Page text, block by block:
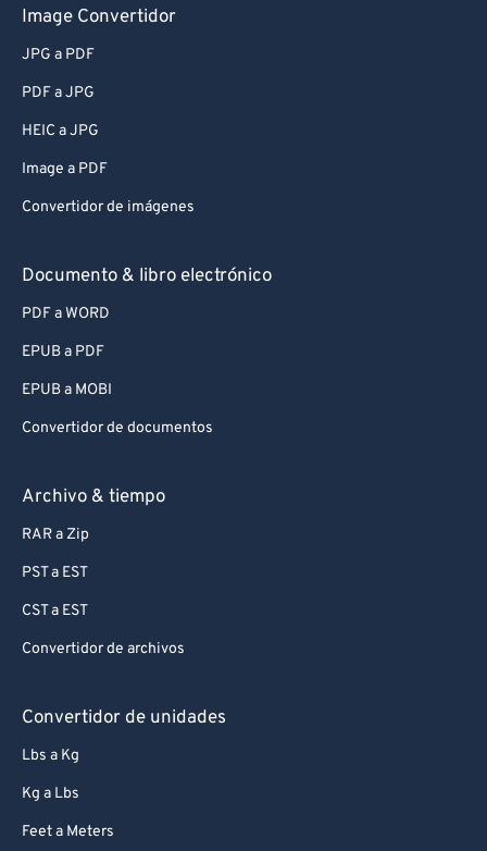
Image Convertidor
JPG a PDF
PDF a JPG
HEIC a JPG
Image a PDF
Convertidor de imágenes
Documento & libro electrónico
PDF a WORD
EPUB a PDF
EPUB a MOBI
Convertidor de documentos
Archivo & tiempo
RAR a Zip
PST a EST
CST a EST
Convertidor de archivos
Convertidor de unidades
Lbs a Kg
Kg a Lbs
Feet a Meters